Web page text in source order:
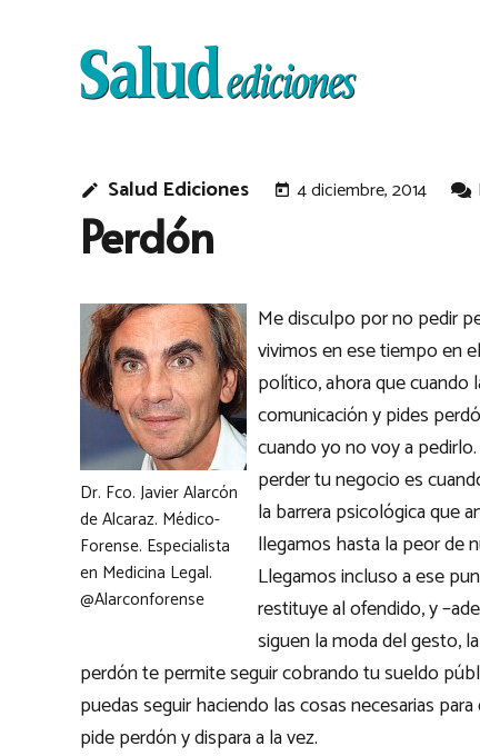
edit Salud Ediciones today 4 diciembre, 2014
Perdón
Dr. Fco. Javier Alarcón
de Alcaraz. Médico-
Forense. Especialista
en Medicina Legal.
@Alarconforense
Me disculpo por no pedir
vivimos en ese tiempo en
político, ahora que cuando
comunicación y pides
cuando yo no voy a
perder tu negocio es
la barrera psicológica que
llegamos hasta la peor de
Llegamos incluso a ese
restituye al ofendido, y
siguen la moda del gesto,
perdón te permite seguir cobrando tu sueldo
puedas seguir haciendo las cosas necesarias
pide perdón y dispara a la vez.